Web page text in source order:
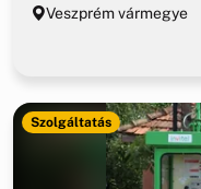
Veszprém vármegye
Szolgáltatás